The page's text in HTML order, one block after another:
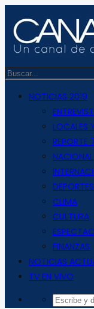
NOTICIAS 2019
LOCALES
REPORTE
NACIONAL
DEPORTES
CLIMA
CULTURA
FINANZAS
NOTICIAS
TV EN VIVO